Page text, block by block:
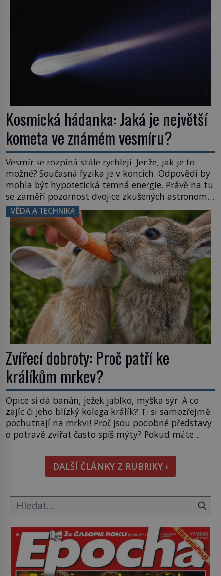
naše představy o tom, co všechno dokáže příroda a
napovídá, kde bychom jednou […]
Kosmická hádanka: Jaká je největší
kometa ve známém vesmíru?
Vesmír se rozpíná stále rychleji. Jenže, jak je to
možné? Současná fyzika je v koncích. Odpovědí by
mohla být hypotetická temná energie. Právě na tu
se zaměří pozornost dvojice zkušených astronomů.
Namísto ní ale objeví něco mnohem
hmatatelnějšího. Naprosto rekordní kometu!
Astronomové Pedro Bernardinelli a Gary Bernstein
mravenčí prací zkoumají archivní snímky v rámci
Průzkumu temné energie […]
VĚDA A TECHNIKA
Zvířecí dobroty: Proč patří ke
králíkům mrkev?
Opice si dá banán, ježek jablko, myška sýr. A co
zajíc či jeho blízký kolega králík? Ti si samozřejmě
pochutnají na mrkvi! Proč jsou podobné představy
o potravě zvířat často spíš mýty? Pokud máte
i bude chutnat, ovšem měl by ji mít jen jako
občasný pamlsek. […]DALŠÍ ČLÁNKY Z RUBRIKY ›